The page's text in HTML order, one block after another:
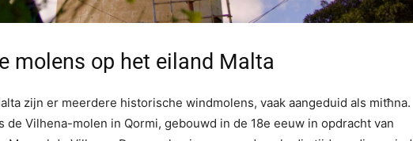
molens op het eiland Malta
zijn er meerdere historische windmolens, vaak aangeduid als mitħna.
de Vilhena-molen in Qormi, gebouwd in de 18e eeuw in opdracht van